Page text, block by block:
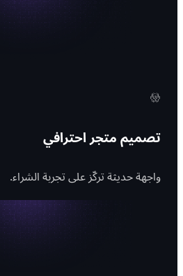
تصميم متجر احترافي
واجهة حديثة تركّز على تجربة الشراء.